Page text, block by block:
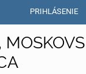
PRIHLÁSENIE